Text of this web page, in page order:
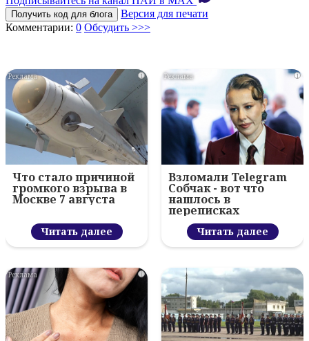
Получить код для блога
Версия для печати
Комментарии: 0 Обсудить >>>
i
Что стало причиной
громкого взрыва в
Москве 7 августа
Читать далее
i
Взломали Telegram
Собчак - вот что
нашлось в
переписках
Читать далее
i